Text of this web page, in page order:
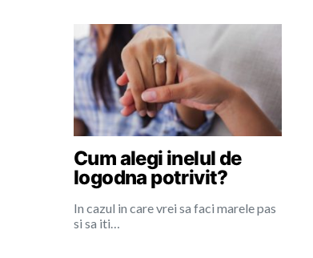
Cum alegi inelul de
logodna potrivit?
In cazul in care vrei sa faci marele pas
si sa iti…